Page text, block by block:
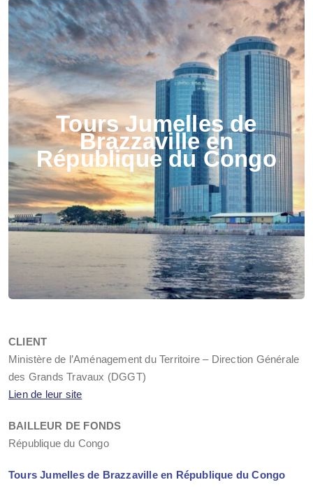
Tours Jumelles de
Brazzaville en
République du Congo
CLIENT
Ministère de l’Aménagement du Territoire – Direction Générale
des Grands Travaux (DGGT)
Lien de leur site
BAILLEUR DE FONDS
République du Congo
Tours Jumelles de Brazzaville en République du Congo